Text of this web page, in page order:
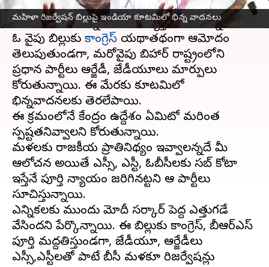
మహిళా రిజర్వేషన్ బిల్లుపై ఇండియా కూటమిలో భిన్న వాదనలు
మహిళా రిజర్వేషన్ బిల్లు2023పై విపక్షాల కూటమి
'ఇండియా'లో భిన్నవాదనలు వ్యక్తమవుతున్నాయి.
ఓ వైపు బిల్లుకు కాంగ్రెస్ యథాతథంగా ఆమోదం
తెలుపుతుండగా, మరోవైపు బిహార్ రాష్ట్రంలోని
ప్రధాన పార్టీలు ఆర్జేడీ, జేడీయూలు మార్పులు
కోరుతున్నాయి. ఈ మేరకు కూటమిలో
భిన్నవాదనలకు తెరలేపాయి.
ఈ క్రమంలోనే కేంద్రం ఉద్దేశం ఏమిటో మరింత
స్పష్టతనివ్వాలని కోరుతున్నాయి.
మహిళలకు రాజకీయ ప్రాతినిథ్యం ఇవ్వాలన్నదే మీ
ఆలోచన అయితే ఎస్సీ, ఎస్టీ, ఓబీసీలకు సబ్ కోటా
ఇస్తేనే పూర్తి న్యాయం జరిగినట్టని ఆ పార్టీలు
సూచిస్తున్నాయి.
ఎన్నికలకు ముందు మోదీ సర్కార్ పెద్ద ఎత్తుగడే
వేసిందని పేర్కొన్నాయి. ఈ బిల్లుకు కాంగ్రెస్, బీఆర్‌ఎస్
పూర్తి మద్దతిస్తుండగా, జేడీయూ, ఆర్జేడీలు
ఎస్సీ,ఎస్టీలతో పాటే బీసీ మహిళకూ రిజర్వేషన్లు